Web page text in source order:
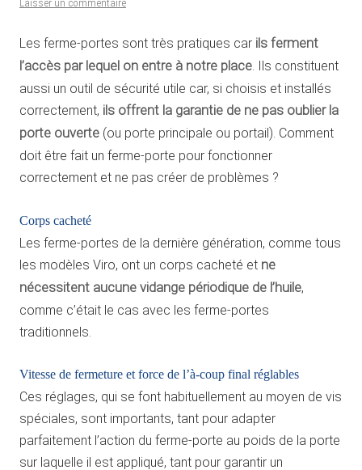
Les ferme-portes sont très pratiques car ils ferment
l’accès par lequel on entre à notre place. Ils constituent
aussi un outil de sécurité utile car, si choisis et installés
correctement, ils offrent la garantie de ne pas oublier la
porte ouverte (ou porte principale ou portail). Comment
doit être fait un ferme-porte pour fonctionner
correctement et ne pas créer de problèmes ?
Corps cacheté
Les ferme-portes de la dernière génération, comme tous
les modèles Viro, ont un corps cacheté et ne
nécessitent aucune vidange périodique de l’huile,
comme c’était le cas avec les ferme-portes
traditionnels.
Vitesse de fermeture et force de l’à-coup final réglables
Ces réglages, qui se font habituellement au moyen de vis
spéciales, sont importants, tant pour adapter
parfaitement l’action du ferme-porte au poids de la porte
sur laquelle il est appliqué, tant pour garantir un